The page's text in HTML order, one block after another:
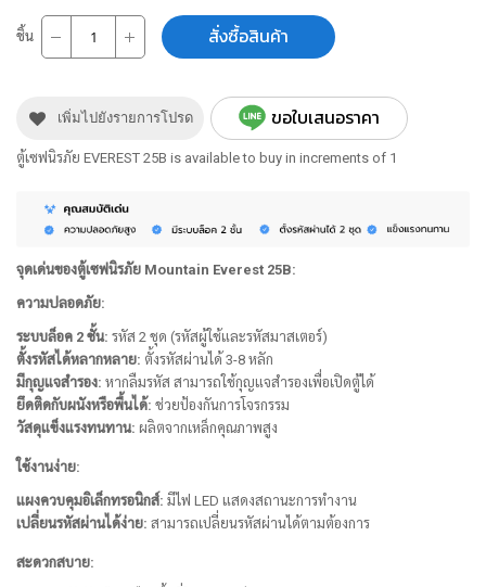
ชิ้น สั่งซื้อสินค้า
เพิ่มไปยังรายการโปรด ขอใบเสนอราคา
ตู้เซฟนิรภัย EVEREST 25B is available to buy in increments of 1
จุดเด่นของตู้เซฟนิรภัย Mountain Everest 25B:
ความปลอดภัย:
ระบบล็อค 2 ชั้น: รหัส 2 ชุด (รหัสผู้ใช้และรหัสมาสเตอร์)
ตั้งรหัสได้หลากหลาย: ตั้งรหัสผ่านได้ 3-8 หลัก
มีกุญแจสำรอง: หากลืมรหัส สามารถใช้กุญแจสำรองเพื่อเปิดตู้ได้
ยึดติดกับผนังหรือพื้นได้: ช่วยป้องกันการโจรกรรม
วัสดุแข็งแรงทนทาน: ผลิตจากเหล็กคุณภาพสูง
ใช้งานง่าย:
แผงควบคุมอิเล็กทรอนิกส์: มีไฟ LED แสดงสถานะการทำงาน
เปลี่ยนรหัสผ่านได้ง่าย: สามารถเปลี่ยนรหัสผ่านได้ตามต้องการ
สะดวกสบาย: